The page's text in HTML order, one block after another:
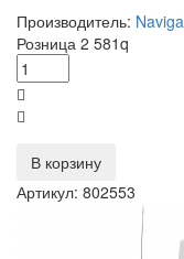
Производитель:
Розница 2 581q
В корзину
Артикул: 802553